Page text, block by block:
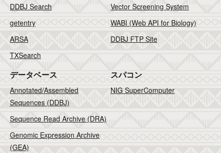
DDBJ Search
getentry
ARSA
TXSearch
Vector Screening System
WABI (Web API for Biology)
DDBJ FTP Site
データベース
Annotated/Assembled
Sequences (DDBJ)
Sequence Read Archive (DRA)
Genomic Expression Archive
(GEA)
スパコン
NIG SuperComputer